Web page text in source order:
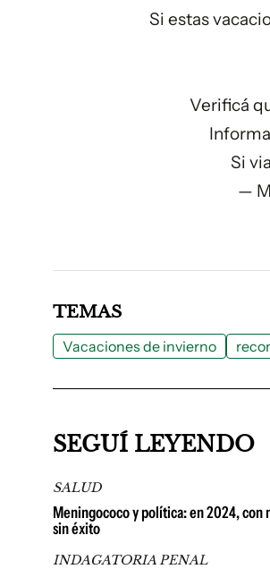
Si estas
Verificá
Si
—
TEMAS
Vacaciones de invierno
SEGUÍ LEYENDO
SALUD
Meningococo y política: en 2024, con
sin éxito
INDAGATORIA PENAL